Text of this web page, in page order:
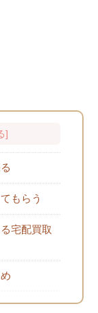
]
もらう
宅配買取